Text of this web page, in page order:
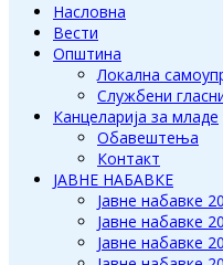
Насловна
Вести
Општина
Локална
Службени
Канцеларија за младе
Обавештења
Контакт
ЈАВНЕ НАБАВКЕ
Јавне набавке
Јавне набавке
Јавне набавке